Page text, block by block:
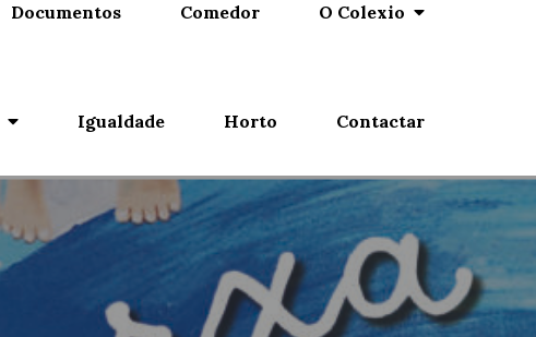
Documentos Comedor O Colexio
Igualdade Horto Contactar